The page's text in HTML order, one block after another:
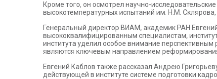
Кроме того, он осмотрел научно-
высокотемпературных испытаний им. Н.М. Склярова,
Генеральный директор ВИАМ, академик РАН
высококвалифицированным специалистам,
института уделил особое внимание
являются ключевым направлением
Евгений Каблов также рассказал Андрею
действующей в институте системе подготовки